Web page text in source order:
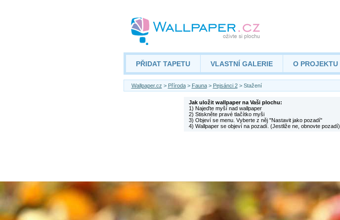
PŘIDAT TAPETU VLASTNÍ GALERIE O PROJEKTU
Wallpaper.cz > Příroda> Fauna> Pejsánci 2> Stažení
Jak uložit wallpaper na Vaši plochu:
1) Najeďte myší nad wallpaper
2) Stiskněte pravé tlačítko myši
3) Objeví se menu. Vyberte z něj "Nastavit jako pozadí"
4) Wallpaper se objeví na pozadí. (Jestliže ne, obnovte pozadí)